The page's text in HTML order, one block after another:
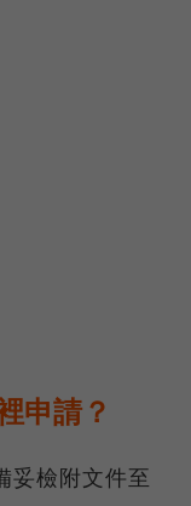
申請？
妥檢附文件至